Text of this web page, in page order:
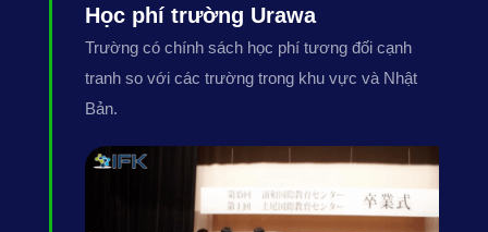
Học phí trường Urawa
Trường có chính sách học phí tương đối cạnh
tranh so với các trường trong khu vực và Nhật
Bản.